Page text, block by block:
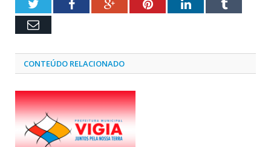
TwitterFacebookGoogle+PinterestLinkedInTumblr
Email
CONTEÚDO RELACIONADO